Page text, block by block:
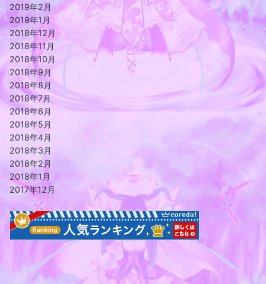
2019年2月
2019年1月
2018年12月
2018年11月
2018年10月
2018年9月
2018年8月
2018年7月
2018年6月
2018年5月
2018年4月
2018年3月
2018年2月
2018年1月
2017年12月